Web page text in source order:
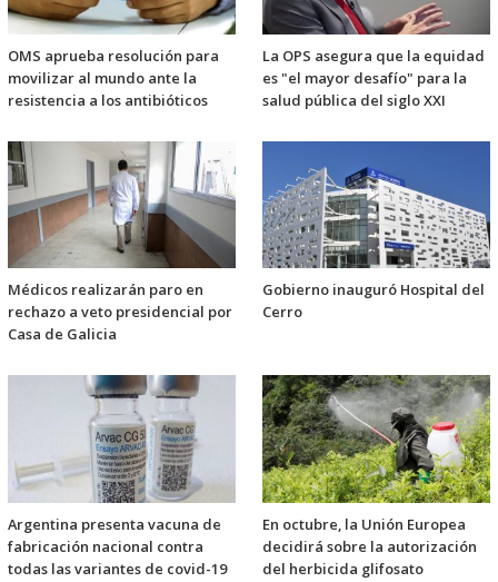
OMS aprueba resolución para
movilizar al mundo ante la
resistencia a los antibióticos
La OPS asegura que la equidad
es "el mayor desafío" para la
salud pública del siglo XXI
Médicos realizarán paro en
rechazo a veto presidencial por
Casa de Galicia
Gobierno inauguró Hospital del
Cerro
Argentina presenta vacuna de
fabricación nacional contra
todas las variantes de covid-19
En octubre, la Unión Europea
decidirá sobre la autorización
del herbicida glifosato